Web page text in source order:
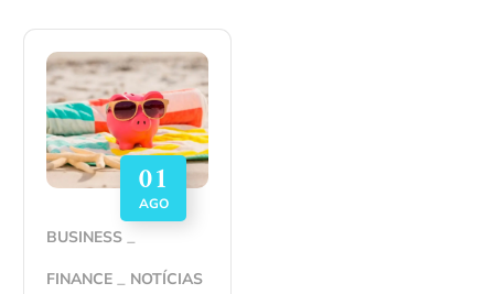
01
AGO
BUSINESS
FINANCE
NOTÍCIAS